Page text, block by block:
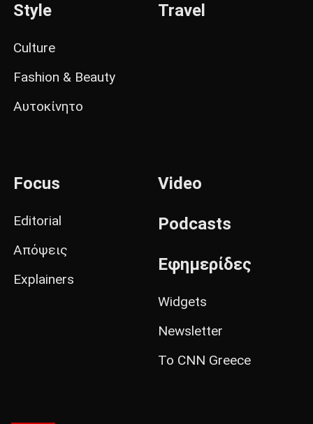
Style
Culture
Fashion & Beauty
Αυτοκίνητο
Travel
Focus
Editorial
Απόψεις
Explainers
Video
Podcasts
Εφημερίδες
Widgets
Newsletter
Το CNN Greece